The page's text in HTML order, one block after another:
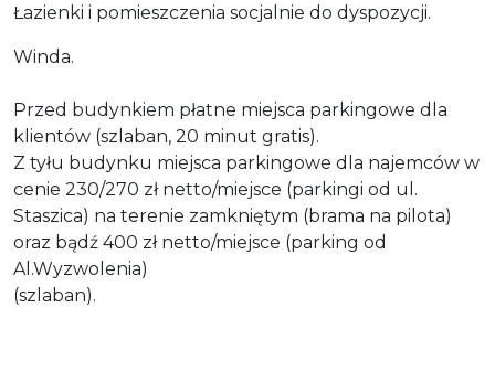
Łazienki i pomieszczenia socjalnie do dyspozycji.
Winda.
Przed budynkiem płatne miejsca parkingowe dla
klientów (szlaban, 20 minut gratis).
Z tyłu budynku miejsca parkingowe dla najemców w
cenie 230/270 zł netto/miejsce (parkingi od ul.
Staszica) na terenie zamkniętym (brama na pilota)
oraz bądź 400 zł netto/miejsce (parking od
Al.Wyzwolenia)
(szlaban).